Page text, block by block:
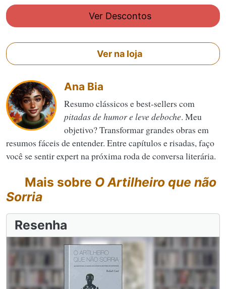
Ver Descontos
Ver na loja
Ana Bia
Resumo clássicos e best-sellers com
pitadas de humor e leve deboche. Meu
objetivo? Transformar grandes obras em
resumos fáceis de entender. Entre capítulos e risadas, faço
você se sentir expert na próxima roda de conversa literária.
Mais sobre O Artilheiro que não
Sorria
Resenha